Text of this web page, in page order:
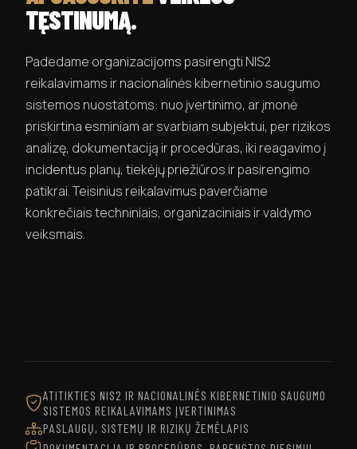
TĘSTINUMĄ.
Padedame organizacijoms pasirengti NIS2
reikalavimams ir nacionalinės kibernetinio saugumo
sistemos nuostatoms: nuo įvertinimo, ar įmonė
priskirtina esminiam ar svarbiam subjektui, per rizikos
analizę, dokumentaciją ir procedūras, iki reagavimo į
incidentus planų, tiekėjų priežiūros ir pasirengimo
patikrai. Teisinius reikalavimus paverčiame
konkrečiais techniniais, organizaciniais ir valdymo
veiksmais.
ATITIKTIES NIS2 IR NACIONALINĖS KIBERNETINIO SAUGUMO
SISTEMOS REIKALAVIMAMS ĮVERTINIMAS
PASLAUGŲ, SISTEMŲ IR RIZIKŲ ŽEMĖLAPIS